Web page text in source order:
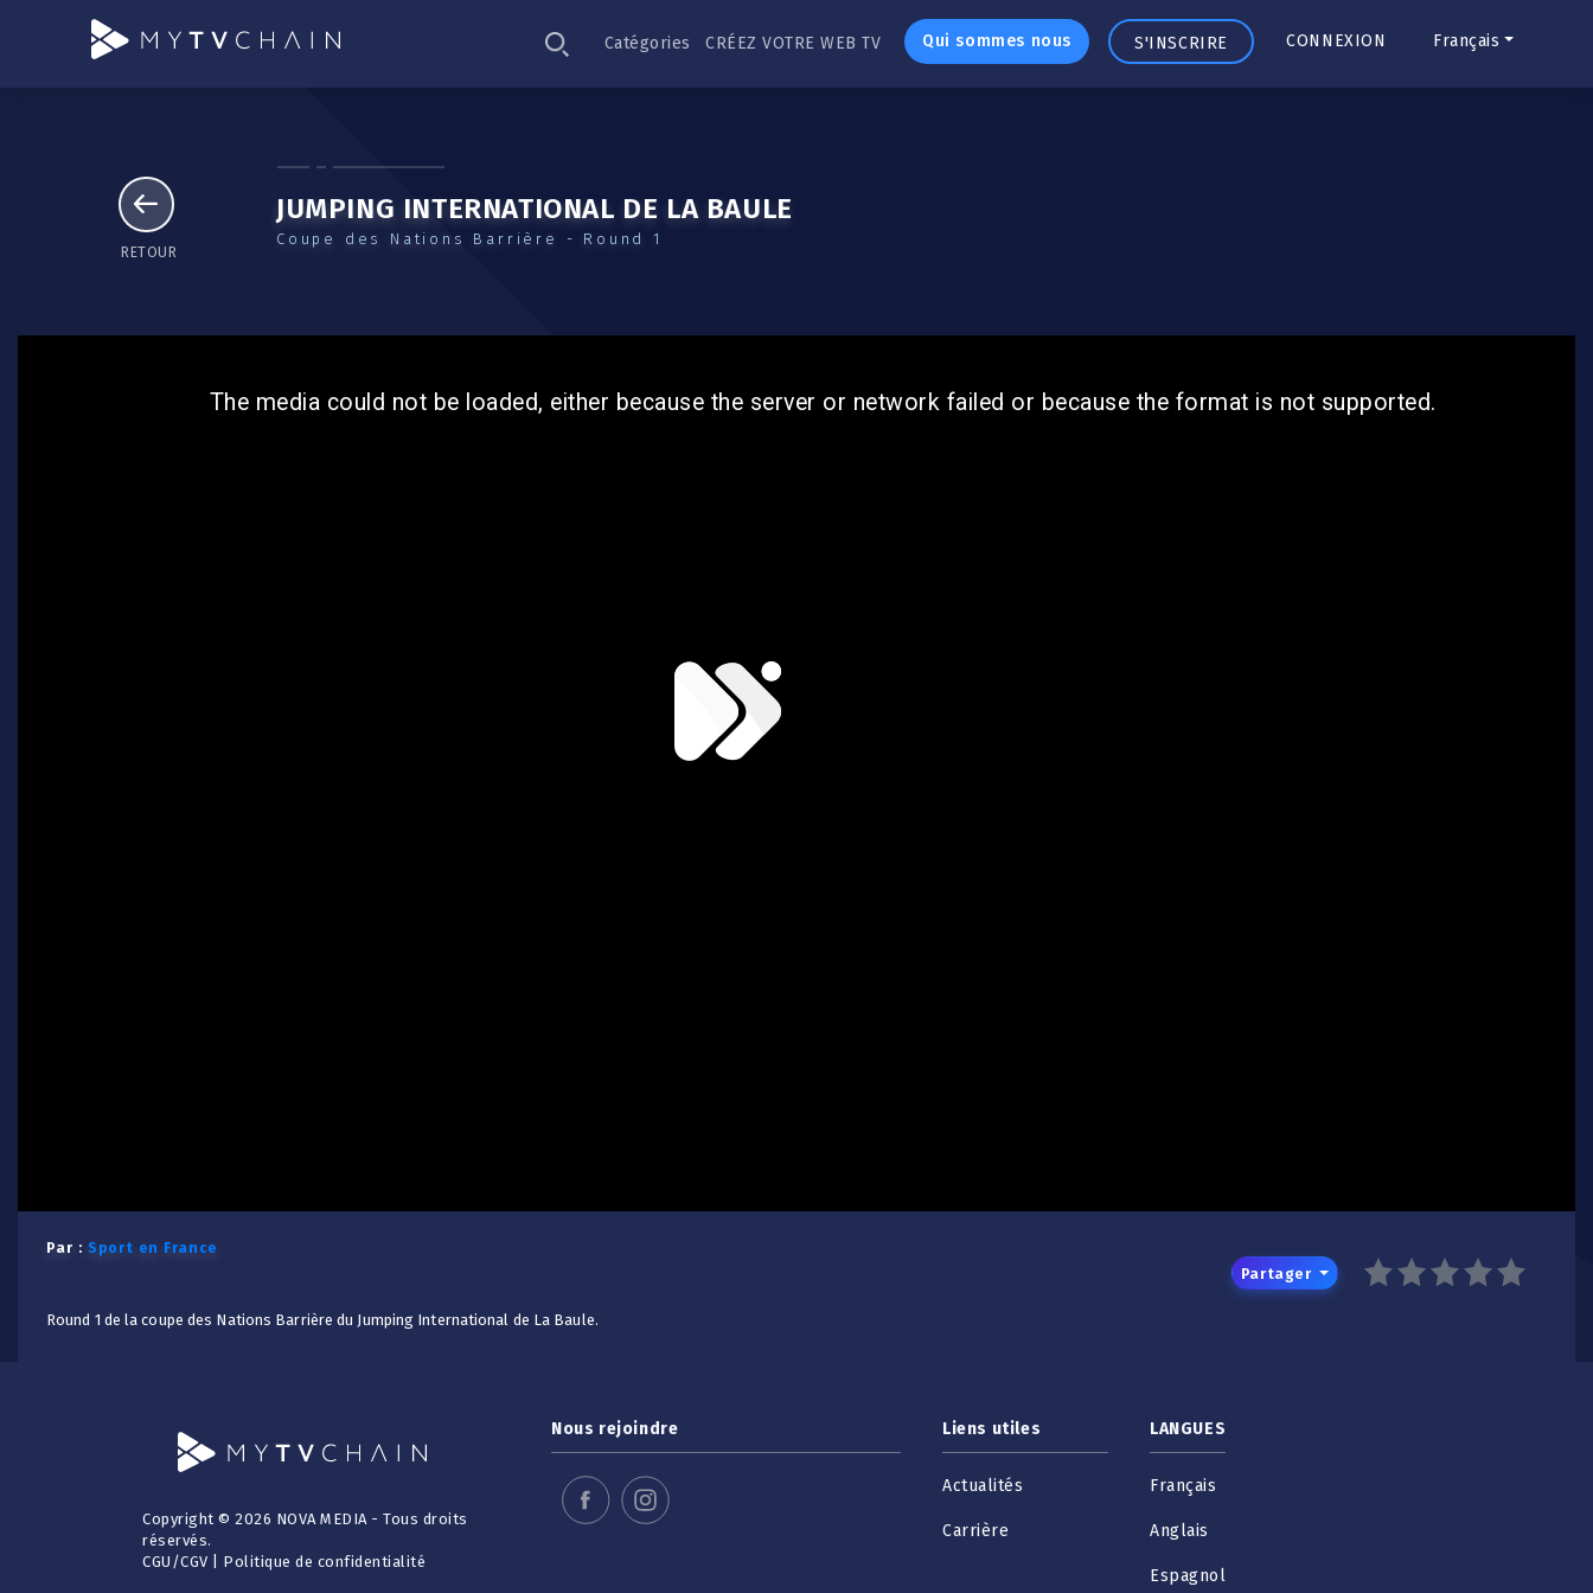
Catégories CRÉEZ VOTRE WEB TV Qui sommes nous S'INSCRIRE CONNEXION Français
RETOUR
JUMPING INTERNATIONAL DE LA BAULE
Coupe des Nations Barrière - Round 1
The media could not be loaded, either because the server or network failed or because the format is not supported.
Partager
Par : Sport en France
Round 1 de la coupe des Nations Barrière du Jumping International de La Baule.
Copyright © 2026 NOVA MEDIA - Tous droits
réservés.
CGU /CGV Politique de confidentialité
Nous rejoindre Liens utiles
Actualités
Carrière
LANGUES
Français
Anglais
Espagnol